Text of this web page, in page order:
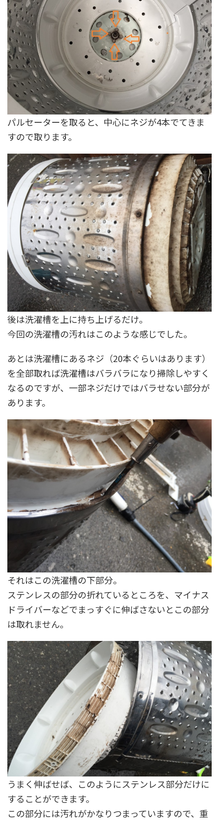
パルセーターを取ると、中心にネジが4本でてきま
すので取ります。
後は洗濯槽を上に持ち上げるだけ。
今回の洗濯槽の汚れはこのような感じでした。
あとは洗濯槽にあるネジ（20本ぐらいはあります）
を全部取れば洗濯槽はバラバラになり掃除しやすく
なるのですが、一部ネジだけではバラせない部分が
あります。
それはこの洗濯槽の下部分。
ステンレスの部分の折れているところを、マイナス
ドライバーなどでまっすぐに伸ばさないとこの部分
は取れません。
うまく伸ばせば、このようにステンレス部分だけに
することができます。
この部分には汚れがかなりつまっていますので、重